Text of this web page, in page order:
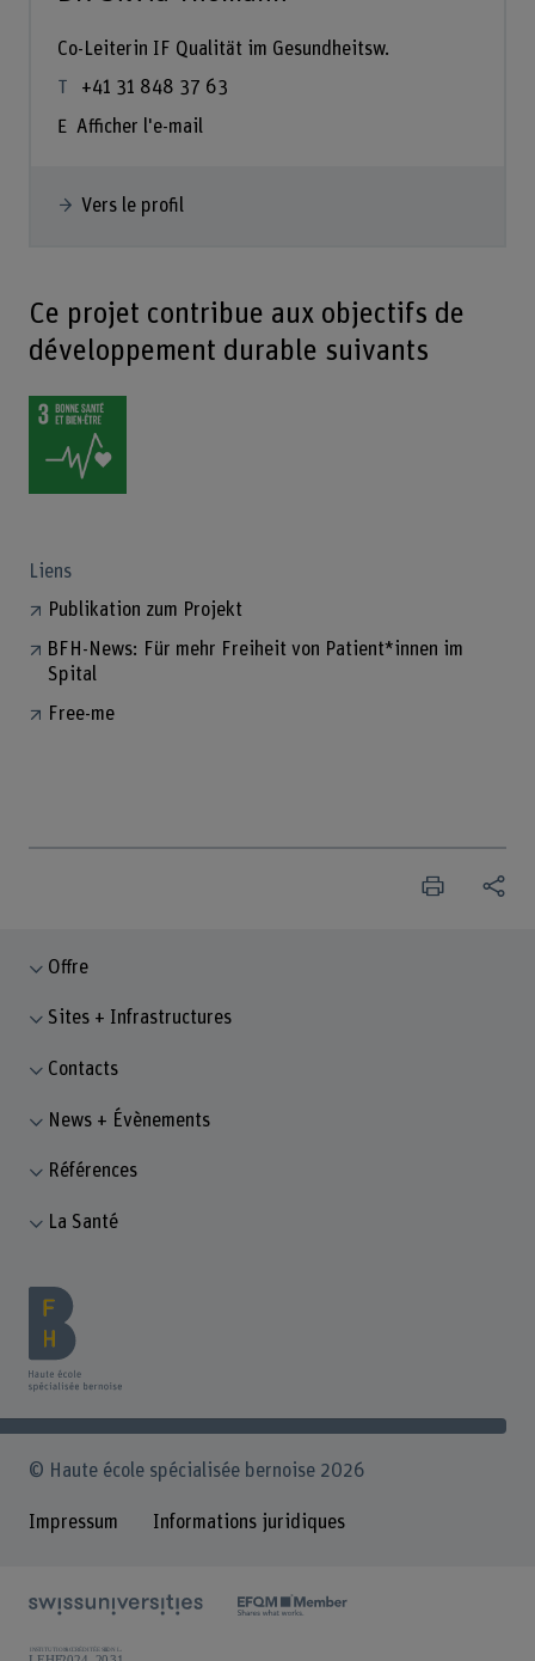
Co-Leiterin IF Qualität im Gesundheitsw.
+41 31 848 37 63
Afficher l'e-mail
Vers le profil
Ce projet contribue aux objectifs de
développement durable suivants
Liens
Publikation zum Projekt
BFH-News: Für mehr Freiheit von Patient*innen im
Spital
Free-me
Offre
Sites + Infrastructures
Contacts
News + Évènements
Références
La Santé
© Haute école spécialisée bernoise 2026
Impressum Informations juridiques